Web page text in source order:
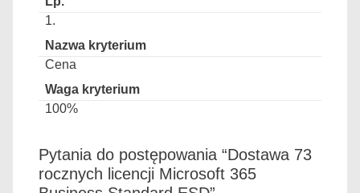
1.
Cena
100%
Pytania do postępowania “Dostawa 73
rocznych licencji Microsoft 365